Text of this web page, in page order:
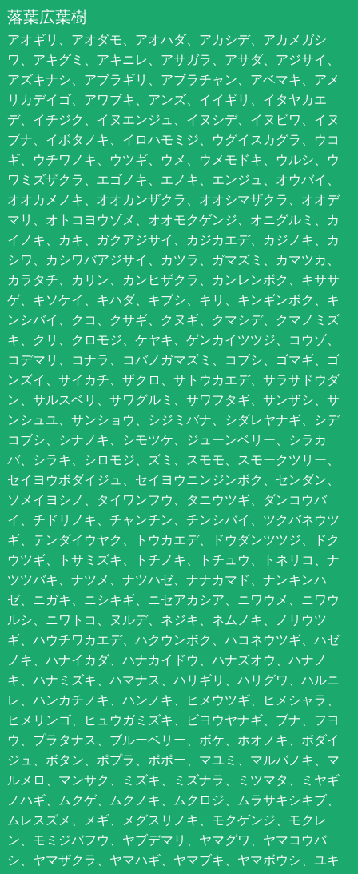
落葉広葉樹
アオギリ、アオダモ、アオハダ、アカシデ、アカメガシ
ワ、アキグミ、アキニレ、アサガラ、アサダ、アジサイ、
アズキナシ、アブラギリ、アブラチャン、アベマキ、アメ
リカデイゴ、アワブキ、アンズ、イイギリ、イタヤカエ
デ、イチジク、イヌエンジュ、イヌシデ、イヌビワ、イヌ
ブナ、イボタノキ、イロハモミジ、ウグイスカグラ、ウコ
ギ、ウチワノキ、ウツギ、ウメ、ウメモドキ、ウルシ、ウ
ワミズザクラ、エゴノキ、エノキ、エンジュ、オウバイ、
オオカメノキ、オオカンザクラ、オオシマザクラ、オオデ
マリ、オトコヨウゾメ、オオモクゲンジ、オニグルミ、カ
イノキ、カキ、ガクアジサイ、カジカエデ、カジノキ、カ
シワ、カシワバアジサイ、カツラ、ガマズミ、カマツカ、
カラタチ、カリン、カンヒザクラ、カンレンボク、キササ
ゲ、キソケイ、キハダ、キブシ、キリ、キンギンボク、キ
ンシバイ、クコ、クサギ、クヌギ、クマシデ、クマノミズ
キ、クリ、クロモジ、ケヤキ、ゲンカイツツジ、コウゾ、
コデマリ、コナラ、コバノガマズミ、コブシ、ゴマギ、ゴ
ンズイ、サイカチ、ザクロ、サトウカエデ、サラサドウダ
ン、サルスベリ、サワグルミ、サワフタギ、サンザシ、サ
ンシュユ、サンショウ、シジミバナ、シダレヤナギ、シデ
コブシ、シナノキ、シモツケ、ジューンベリー、シラカ
バ、シラキ、シロモジ、ズミ、スモモ、スモークツリー、
セイヨウボダイジュ、セイヨウニンジンボク、センダン、
ソメイヨシノ、タイワンフウ、タニウツギ、ダンコウバ
イ、チドリノキ、チャンチン、チンシバイ、ツクバネウツ
ギ、テンダイウヤク、トウカエデ、ドウダンツツジ、ドク
ウツギ、トサミズキ、トチノキ、トチュウ、トネリコ、ナ
ツツバキ、ナツメ、ナツハゼ、ナナカマド、ナンキンハ
ゼ、ニガキ、ニシキギ、ニセアカシア、ニワウメ、ニワウ
ルシ、ニワトコ、ヌルデ、ネジキ、ネムノキ、ノリウツ
ギ、ハウチワカエデ、ハクウンボク、ハコネウツギ、ハゼ
ノキ、ハナイカダ、ハナカイドウ、ハナズオウ、ハナノ
キ、ハナミズキ、ハマナス、ハリギリ、ハリグワ、ハルニ
レ、ハンカチノキ、ハンノキ、ヒメウツギ、ヒメシャラ、
ヒメリンゴ、ヒュウガミズキ、ビヨウヤナギ、ブナ、フヨ
ウ、プラタナス、ブルーベリー、ボケ、ホオノキ、ボダイ
ジュ、ボタン、ポプラ、ポポー、マユミ、マルバノキ、マ
ルメロ、マンサク、ミズキ、ミズナラ、ミツマタ、ミヤギ
ノハギ、ムクゲ、ムクノキ、ムクロジ、ムラサキシキブ、
ムレスズメ、メギ、メグスリノキ、モクゲンジ、モクレ
ン、モミジバフウ、ヤブデマリ、ヤマグワ、ヤマコウバ
シ、ヤマザクラ、ヤマハギ、ヤマブキ、ヤマボウシ、ユキ